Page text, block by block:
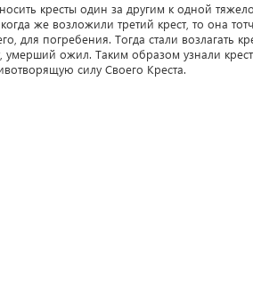
кресты один за другим к одной
же возложили третий крест, то она
для погребения. Тогда стали возлагать
умерший ожил. Таким образом узнали
силу Своего Креста.